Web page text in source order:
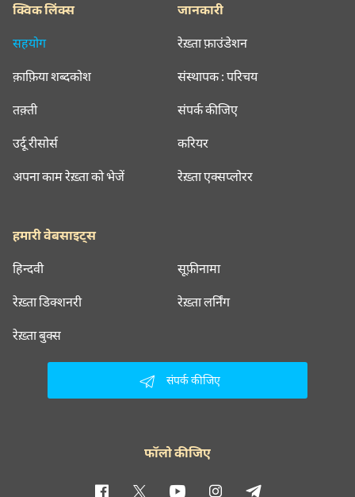
क्विक लिंक्स
सहयोग
क़ाफ़िया शब्दकोश
तक़्ती
उर्दू रीसोर्स
अपना काम रेख़्ता को भेजें
जानकारी
रेख़्ता फ़ाउंडेशन
संस्थापक : परिचय
संपर्क कीजिए
करियर
रेख़्ता एक्सप्लोरर
हमारी वेबसाइट्स
हिन्दवी सूफ़ीनामा
रेख़्ता डिक्शनरी रेख़्ता लर्निंग
रेख़्ता बुक्स
संपर्क कीजिए
फॉलो कीजिए